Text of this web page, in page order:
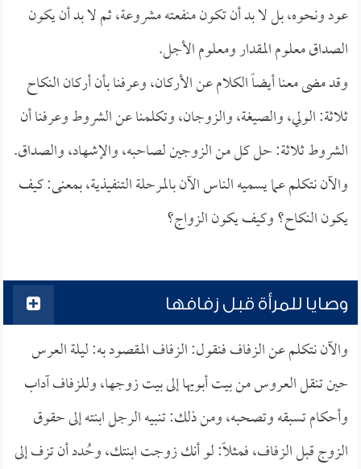
عود ونحوه، بل لا بد أن تكون منفعته مشروعة، ثم لا بد أن يكون
الصداق معلوم المقدار ومعلوم الأجل.
وقد مضى معنا أيضاً الكلام عن الأركان، وعرفنا بأن أركان النكاح
ثلاثة: الولي، والصيغة، والزوجان، وتكلمنا عن الشروط وعرفنا أن
الشروط ثلاثة: حل كل من الزوجين لصاحبه، والإشهاد، والصداق.
والآن نتكلم عما يسميه الناس الآن بالمرحلة التنفيذية، بمعنى: كيف
يكون النكاح؟ وكيف يكون الزواج؟
وصايا للمرأة قبل زفافها
والآن نتكلم عن الزفاف فنقول: الزفاف المقصود به: ليلة العرس
حين تنقل العروس من بيت أبويها إلى بيت زوجها، وللزفاف آداب
وأحكام تسبقه وتصحبه، ومن ذلك: تنبيه الرجل ابنته إلى حقوق
الزوج قبل الزفاف، فمثلاً: لو أنك زوجت ابنتك، وحُدد أن تزف إلى